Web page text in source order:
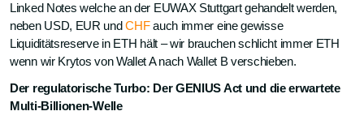
Linked Notes welche an der EUWAX Stuttgart gehandelt werden,
neben USD, EUR undCHFauch immer eine gewisse
Liquiditätsreserve in ETH hält – wir brauchen schlicht immer ETH
wenn wir Krytos von Wallet A nach Wallet B verschieben.
Der regulatorische Turbo: Der GENIUS Act und die erwartete
Multi-Billionen-Welle